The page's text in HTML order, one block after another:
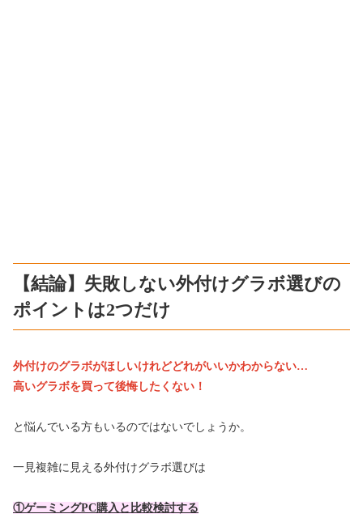
【結論】失敗しない外付けグラボ選びの
ポイントは2つだけ
外付けのグラボがほしいけれどどれがいいかわからない…
高いグラボを買って後悔したくない！
と悩んでいる方もいるのではないでしょうか。
一見複雑に見える外付けグラボ選びは
①ゲーミングPC購入と比較検討する